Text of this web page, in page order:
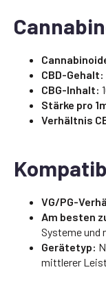
CBD-Gehalt:
CBG-Inhalt:
Stärke pro
Verhältnis
VG/PG-
Am besten
Systeme und
Gerätetyp:
mittlerer